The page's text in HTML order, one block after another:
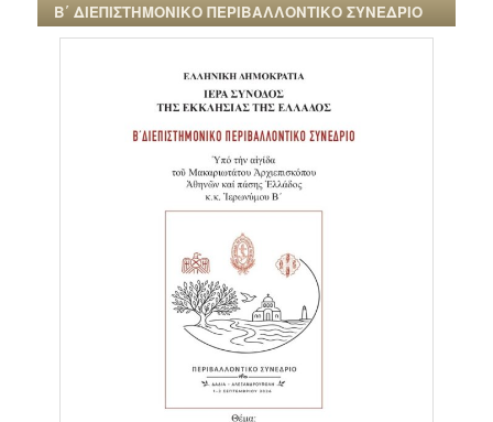
Β΄ ΔΙΕΠΙΣΤΗΜΟΝΙΚΟ ΠΕΡΙΒΑΛΛΟΝΤΙΚΟ ΣΥΝΕΔΡΙΟ